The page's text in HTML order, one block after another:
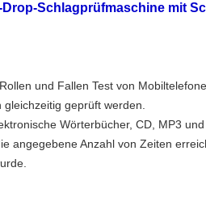
Drop-Schlagprüfmaschine mit
und Fallen Test von
geprüft werden.
Wörterbücher, CD, MP3
angegebene Anzahl von Zeiten